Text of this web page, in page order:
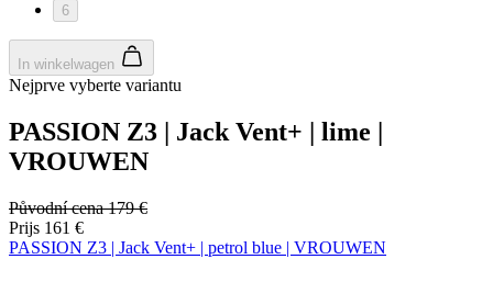
6
In winkelwagen
Nejprve vyberte variantu
PASSION Z3 | Jack Vent+ | lime |
VROUWEN
Původní cena179 €
Prijs 161 €
PASSION Z3 | Jack Vent+ | petrol blue | VROUWEN